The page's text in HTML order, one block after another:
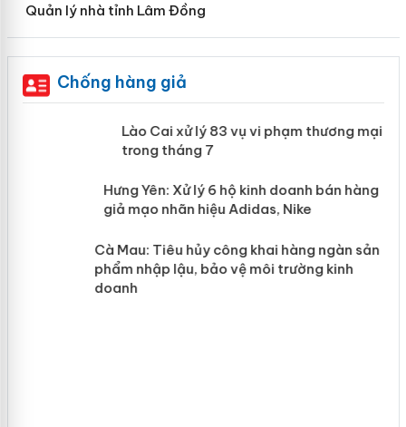
Quản lý nhà tỉnh Lâm Đồng
Chống hàng giả
Lào Cai xử lý 83 vụ vi phạm thương
mại trong tháng 7
Hưng Yên: Xử lý 6 hộ kinh doanh bán
hàng giả mạo nhãn hiệu Adidas, Nike